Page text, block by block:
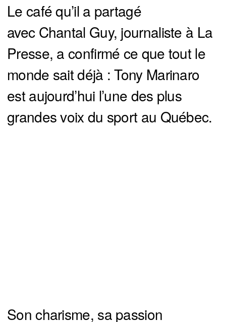
Le café qu’il a partagé
avec Chantal Guy, journaliste à La
Presse, a confirmé ce que tout le
monde sait déjà : Tony Marinaro
est aujourd’hui l’une des plus
grandes voix du sport au Québec.
Son charisme, sa passion